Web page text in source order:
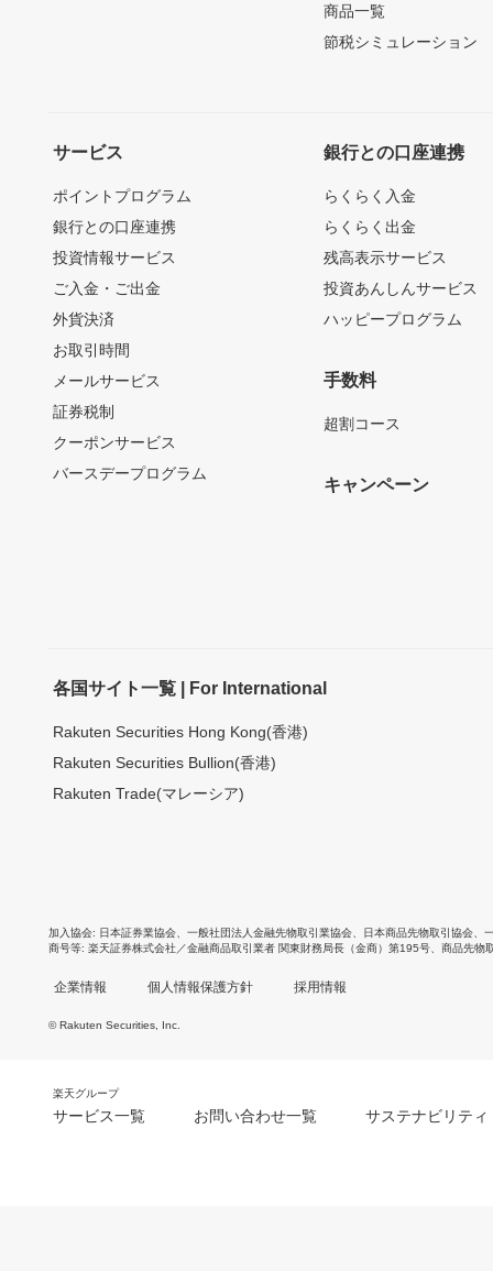
商品一覧
節税シミュレーション
サービス
ポイントプログラム
銀行との口座連携
投資情報サービス
ご入金・ご出金
外貨決済
お取引時間
メールサービス
証券税制
クーポンサービス
バースデープログラム
銀行との口座連携
らくらく入金
らくらく出金
残高表示サービス
投資あんしんサービス
ハッピープログラム
手数料
超割コース
キャンペーン
各国サイト一覧 | For International
Rakuten Securities Hong Kong(香港)
Rakuten Securities Bullion(香港)
Rakuten Trade(マレーシア)
加入協会 日本証券業協会 一般社団法人金融先物取引業協会 日本商品先物取引協会
商号等 楽天証券株式会社／金融商品取引業者 関東財務局長（金商）第195号、商品先物
企業情報 個人情報保護方針 採用情報
© Rakuten Securities, Inc.
楽天グループ
サービス一覧 お問い合わせ一覧 サステナビリティ